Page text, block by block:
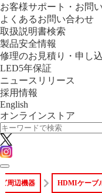
お客様サポート・お問
よくあるお問い合わせ
取扱説明書検索
製品安全情報
修理のお見積り・申し
LED5年保証
ニュースリリース
採用情報
English
オンラインストア
周辺機器 HDMIケーブ